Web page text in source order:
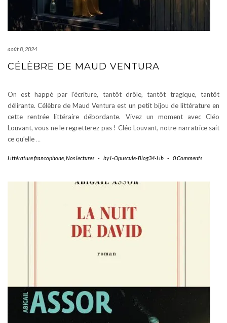
août 8, 2024
CÉLÈBRE DE MAUD VENTURA
On est happé par l’écriture, tantôt drôle, tantôt tragique, tantôt
délirante. Célèbre de Maud Ventura est un petit bijou de littérature en
cette rentrée littéraire débordante. Vivez un moment avec Cléo
Louvant, vous ne le regretterez pas ! Cléo Louvant, notre narratrice sait
ce qu’elle…
Littérature francophone Nos lectures - byL-Opuscule-Blog34-Lib - 0 Comments